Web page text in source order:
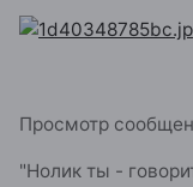
Просмотр
"Нолик ты -